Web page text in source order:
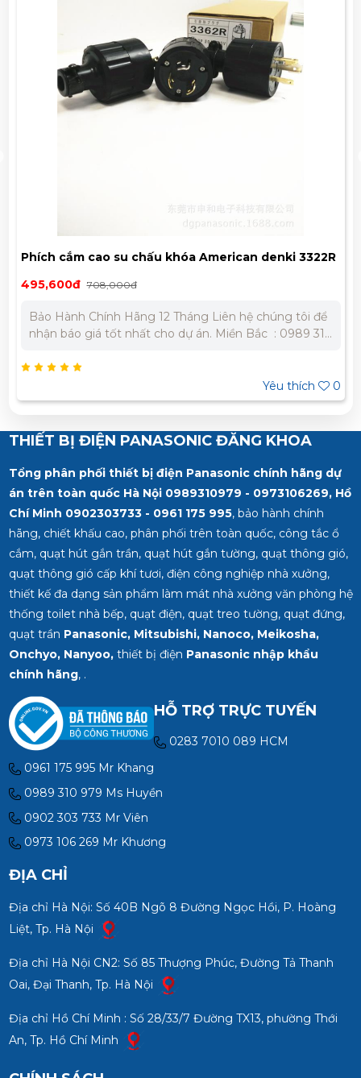
denki 3322R
Phích cắm cao su chấu khóa
Bảo Hành Chính Hãng 12 Tháng Liên hệ chúng tôi để
nhận báo giá tốt nhất cho dự án. Miền Bắc : 0989 310
THIẾT BỊ ĐIỆN PANASONIC ĐĂNG KHOA
Tổng phân phối thiết bị điện Panasonic chính hãng dự
án trên toàn quốc Hà Nội 0989310979 - 0973106269, Hồ
Chí Minh 0902303733 - 0961 175 995, bảo hành chính
hãng, chiết khấu cao, phân phối trên toàn quốc, công tắc ổ
cắm, quạt hút gắn trần, quạt hút gắn tường, quạt thông gió,
quạt thông gió cấp khí tươi, điện công nghiệp nhà xưởng,
thiết kế đa dạng sản phẩm làm mát nhà xưởng văn phòng hệ
thống toilet nhà bếp, quạt điện, quạt treo tường, quạt đứng,
quạt trần Panasonic, Mitsubishi, Nanoco, Meikosha,
Onchyo, Nanyoo,thiết bị điện Panasonic nhập khẩu
chính hãng, .
HỖ TRỢ TRỰC TUYẾN
0283 7010 089 HCM
0961 175 995 Mr Khang
0989 310 979 Ms Huyền
0902 303 733 Mr Viên
0973 106 269 Mr Khương
ĐỊA CHỈ
Địa chỉ Hà Nội: Số 40B Ngõ 8 Đường Ngọc Hồi, P. Hoàng
Liệt, Tp. Hà Nội
Địa chỉ Hà Nội CN2: Số 85 Thượng Phúc, Đường Tả Thanh
Oai, Đại Thanh, Tp. Hà Nội
Địa chỉ Hồ Chí Minh : Số 28/33/7 Đường TX13, phường Thới
An, Tp. Hồ Chí Minh